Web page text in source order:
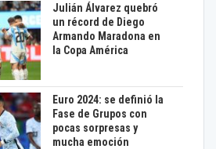
Julián Álvarez quebró
un récord de Diego
Armando Maradona en
la Copa América
Euro 2024: se definió la
Fase de Grupos con
pocas sorpresas y
mucha emoción